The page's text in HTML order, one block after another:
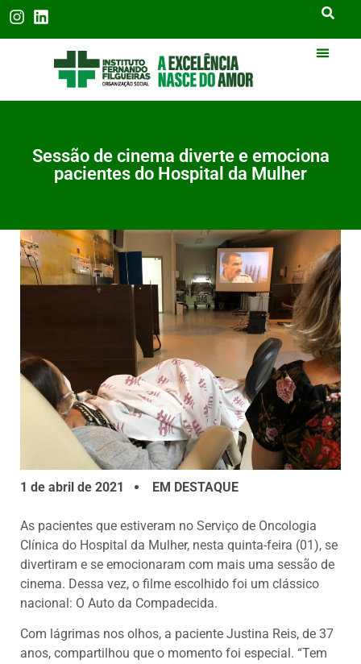
Sessão de cinema diverte e emociona
pacientes do Hospital da Mulher
1 de abril de 2021 EM DESTAQUE
As pacientes que estiveram no Serviço de Oncologia
Clínica do Hospital da Mulher, nesta quinta-feira (01), se
divertiram e se emocionaram com mais uma sessão de
cinema. Dessa vez, o filme escolhido foi um clássico
nacional: O Auto da Compadecida.
Com lágrimas nos olhos, a paciente Justina Reis, de 37
anos, compartilhou que o momento foi especial. “Tem